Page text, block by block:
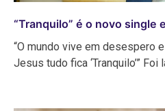
“Tranquilo” é o novo single
“O mundo vive em desespero
Jesus tudo fica ‘Tranquilo’”